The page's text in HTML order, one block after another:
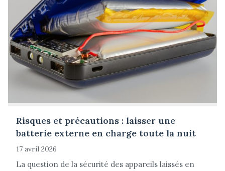
Risques et précautions : laisser une
batterie externe en charge toute la nuit
17 avril 2026
La question de la sécurité des appareils laissés en